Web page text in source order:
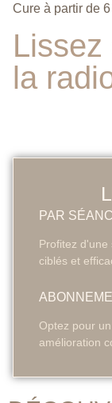
Cure à partir de
la
PAR
Profitez d'une
ciblés et
Optez pour
amélioration